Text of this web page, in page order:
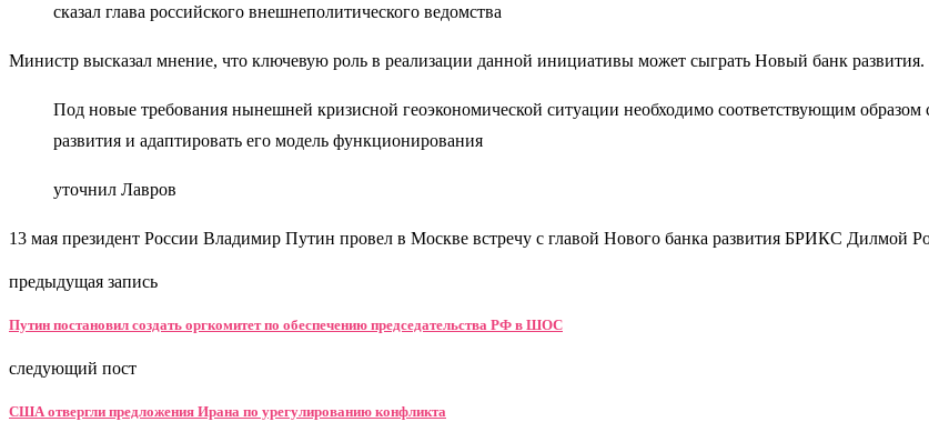
сказал глава российского внешнеполитического ведомства
Министр высказал мнение, что ключевую роль в реализации данной инициативы может сыграть Новый банк развития.
Под новые требования нынешней кризисной геоэкономической ситуации необходимо соответствующим образом
развития и адаптировать его модель функционирования
уточнил Лавров
13 мая президент России Владимир Путин провел в Москве встречу с главой Нового банка развития БРИКС Дилмой
предыдущая запись
Путин постановил создать оргкомитет по обеспечению председательства РФ в ШОС
следующий пост
США отвергли предложения Ирана по урегулированию конфликта